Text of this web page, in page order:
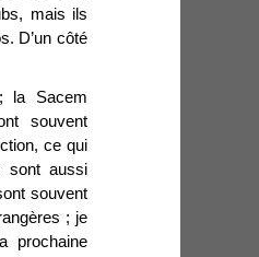
mais ils
D’un côté
la Sacem
souvent
ce qui
sont aussi
souvent
; je
prochaine